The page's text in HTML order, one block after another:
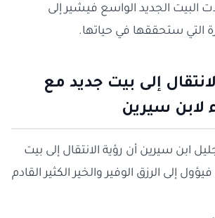
البيت الجديد الواسع فيشير إلى
التي ستحققها في حياتها.
إلى بيت جديد مع
لابن سيرين
ابن سيرين أن رؤية الانتقال إلى بيت
إلى الرزق الوفير والخير الكثير القادم